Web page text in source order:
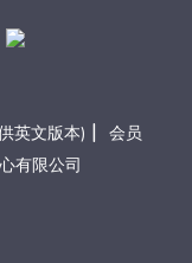
英文版本) | 会员
有限公司